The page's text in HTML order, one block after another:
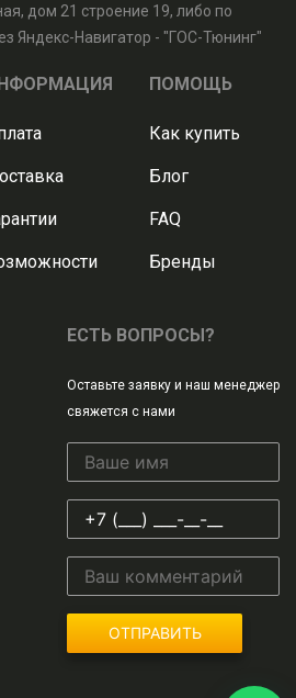
дом 21 строение 19, либо по
Яндекс-Навигатор - "ГОС-Тюнинг"
ПОМОЩЬ
Как купить
Блог
FAQ
Бренды
ЕСТЬ ВОПРОСЫ?
Оставьте заявку и наш менеджер
свяжется с нами
ОТПРАВИТЬ